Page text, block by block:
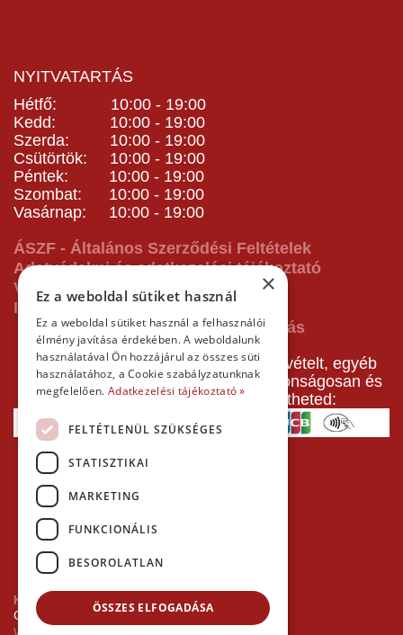
NYITVATARTÁS
Hétfő: 10:00 - 19:00
Kedd: 10:00 - 19:00
Szerda: 10:00 - 19:00
Csütörtök: 10:00 - 19:00
Péntek: 10:00 - 19:00
Szombat: 10:00 - 19:00
Vasárnap: 10:00 - 19:00
ÁSZF - Általános Szerződési Feltételek
Adatvédelmi és adatkezelési tájékoztató
Vásárlás előtti tájékoztató
Impresszum
A pályafoglalást, gokartverseny részvételt, egyéb
termékeinket, szolgáltatásainkat biztonságosan és
gyorsan bankkártyával is kifizetheted:
Kezdőlap
Copyright © 2026 Minden jog fenntartva!
×
Ez a weboldal sütiket használ
Ez a weboldal sütiket használ a felhasználói
élmény javítása érdekében. A weboldalunk
használatával Ön hozzájárul az összes süti
használatához, a Cookie szabályzatunknak
megfelelően. Adatkezelési tájékoztató »
FELTÉTLENÜL SZÜKSÉGES
STATISZTIKAI
MARKETING
FUNKCIONÁLIS
BESOROLATLAN
ÖSSZES ELFOGADÁSA